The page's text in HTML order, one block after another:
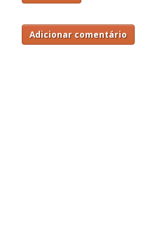
Adicionar comentário